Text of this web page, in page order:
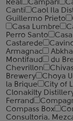
Real
Campari
Canti
Caol Ila
Guillermo Prieto
Casa Lumbre
Perro Santo
Castarede
Armagnac
Montifaud
du
Chevrillon
Brewery
Choya
la Brique
City of
Clonakilty
Ferrand
Compass Box
Consultoria.